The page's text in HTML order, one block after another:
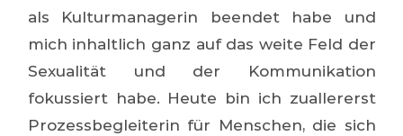
als Kulturmanagerin beendet habe und
mich inhaltlich ganz auf das weite Feld der
Sexualität und der Kommunikation
fokussiert habe. Heute bin ich zuallererst
Prozessbegleiterin für Menschen, die sich